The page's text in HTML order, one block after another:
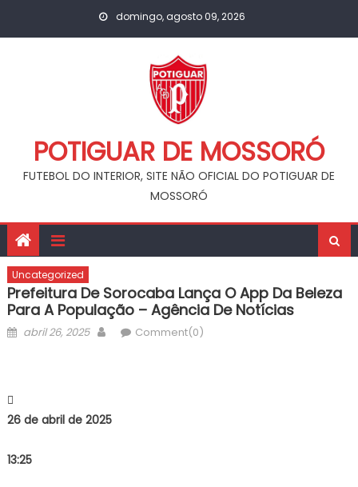
domingo, agosto 09, 2026
POTIGUAR DE MOSSORÓ
FUTEBOL DO INTERIOR, SITE NÃO OFICIAL DO POTIGUAR DE
MOSSORÓ
Uncategorized
Prefeitura De Sorocaba Lança O App Da Beleza
Para A População – Agência De Notícias
Posted
abril 26, 2025 AuthorComment(0)
26 de abril de 2025
13:25